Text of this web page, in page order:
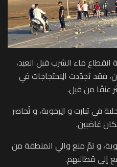
ماء الشرب قبل العيد،
فقد تجدّدت الِاحتجاجات في
عنفًا من قبل.
في تيارت و الِرحوية، و تُحاصر
غاضبين.
و تمّ منع والي المنطقة من
إلى مُطالبهم.